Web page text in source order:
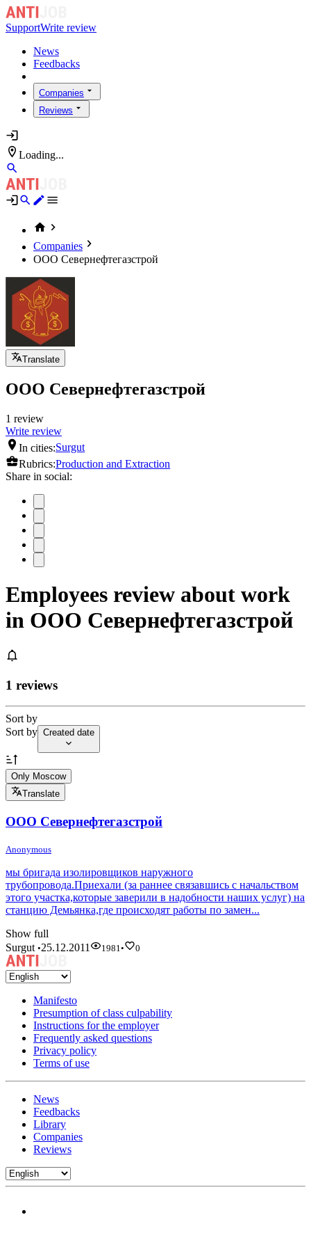
SupportWrite review
News
Feedbacks
Companies
Reviews
Loading...
Companies
ООО Севернефтегазстрой
Translate
ООО Севернефтегазстрой
1 review
Write review
In cities:Surgut
Rubrics:Production and Extraction
Share in social:
Employees review about work
in ООО Севернефтегазстрой
1 reviews
Sort by
Sort by Created date
Only Moscow
Translate
ООО Севернефтегазстрой
Anonymous
мы бригада изолировщиков наружного
трубопровода.Приехали (за раннее связавшись с начальством
этого участка,которые заверили в надобности наших услуг) на
станцию Демьянка,где происходят работы по замен...
Show full
Surgut •25.12.2011 1981 • 0
Manifesto
Presumption of class culpability
Instructions for the employer
Frequently asked questions
Privacy policy
Terms of use
News
Feedbacks
Library
Companies
Reviews